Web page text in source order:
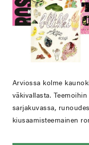
Arviossa kolme
väkivallasta.
sarjakuvassa,
kiusaamisteemainen